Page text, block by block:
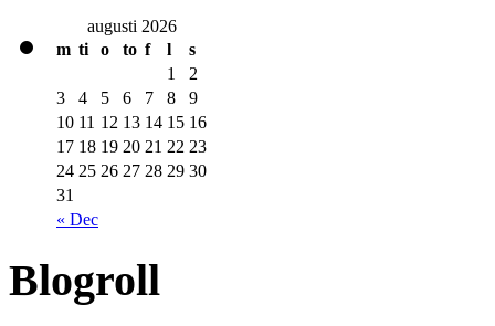
augusti 2026
m ti o to f l s
« Dec
1
2
3
4 5 6 7 8
9
10 11 12 13 14 15 16
17 18 19 20 21 22 23
24 25 26 27 28 29 30
31
Blogroll